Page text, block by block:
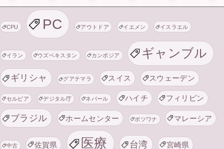
CPU PC アウトドア イエメン イスラエル
イラン ウズベキスタン カンボジア ギャンブル
ギリシャ グアテマラ スイス スウェーデン
セルビア デジタル庁 ネパール ハイチ フィリピン
ブラジル ホームセンター ボツワナ マレーシア
中古 佐賀県 医療 台湾 宮崎県